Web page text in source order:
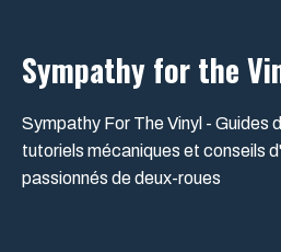
Sympathy for the
Sympathy For The Vinyl - Guides
tutoriels mécaniques et conseils
passionnés de deux-roues